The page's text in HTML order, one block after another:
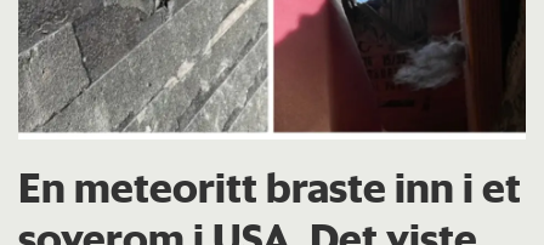
En meteoritt braste inn i et